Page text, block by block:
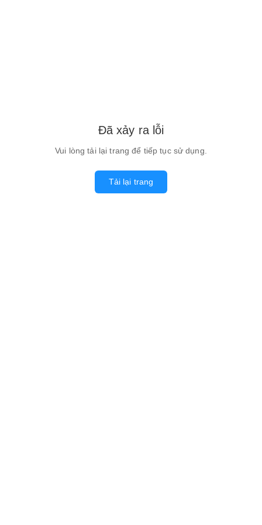
Đã xảy ra lỗi
Vui lòng tải lại trang để tiếp tục sử dụng.
Tải lại trang